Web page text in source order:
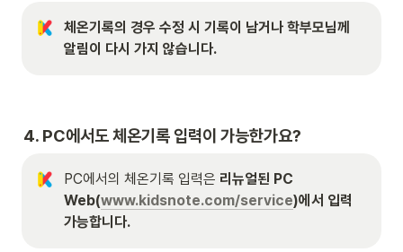
체온기록의 경우 수정 시 기록이 남거나 학부모님께
알림이 다시 가지 않습니다.
4. PC에서도 체온기록 입력이 가능한가요?
PC에서의 체온기록 입력은 리뉴얼된 PC
Web(www.kidsnote.com/service)에서 입력
가능합니다.